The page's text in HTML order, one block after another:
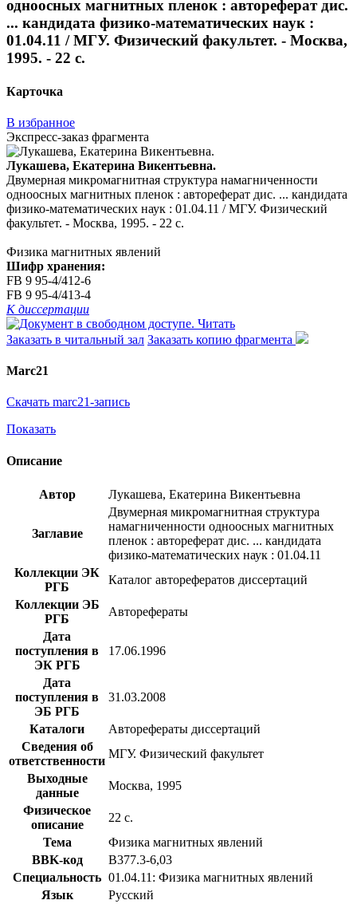
одноосных магнитных пленок : автореферат дис.
... кандидата физико-математических наук :
01.04.11 / МГУ. Физический факультет. - Москва,
1995. - 22 с.
Карточка
В избранное
Экспресс-заказ фрагмента
Лукашева, Екатерина Викентьевна.
Двумерная микромагнитная структура намагниченности
одноосных магнитных пленок : автореферат дис. ... кандидата
физико-математических наук : 01.04.11 / МГУ. Физический
факультет. - Москва, 1995. - 22 с.
Физика магнитных явлений
Шифр хранения:
FB 9 95-4/412-6
FB 9 95-4/413-4
К диссертации
Читать
Заказать в читальный зал Заказать копию фрагмента
Marc21
Скачать marc21-запись
Показать
Описание
Автор Лукашева, Екатерина Викентьевна
Заглавие
Двумерная микромагнитная структура
намагниченности одноосных магнитных
пленок : автореферат дис. ... кандидата
физико-математических наук : 01.04.11
Коллекции ЭК
РГБ
Каталог авторефератов диссертаций
Коллекции ЭБ
РГБ
Авторефераты
Дата
поступления в
ЭК РГБ
17.06.1996
Дата
поступления в
ЭБ РГБ
31.03.2008
Каталоги
Авторефераты диссертаций
Сведения об
ответственности
МГУ. Физический факультет
Выходные
данные
Москва, 1995
Физическое
описание
22 с.
Тема
Физика магнитных явлений
BBK-код
В377.3-6,03
Специальность 01.04.11: Физика магнитных явлений
Язык
Русский